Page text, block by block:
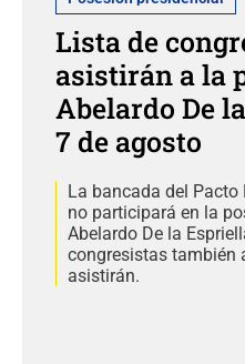
Lista de
asistirán a la
Abelardo De
7 de agosto
La bancada del
no participará en la
Abelardo De la
congresistas también
asistirán.